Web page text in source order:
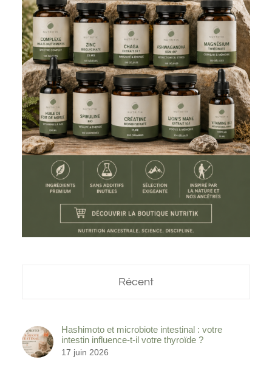
Récent
Hashimoto et microbiote intestinal : votre
intestin influence-t-il votre thyroïde ?
17 juin 2026